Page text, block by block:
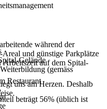
Gelände
(gemäss
während der
und günstige Parkplätze
auf dem Spital-
Restaurant
beträgt 56% (üblich ist
uns am Herzen. Deshalb